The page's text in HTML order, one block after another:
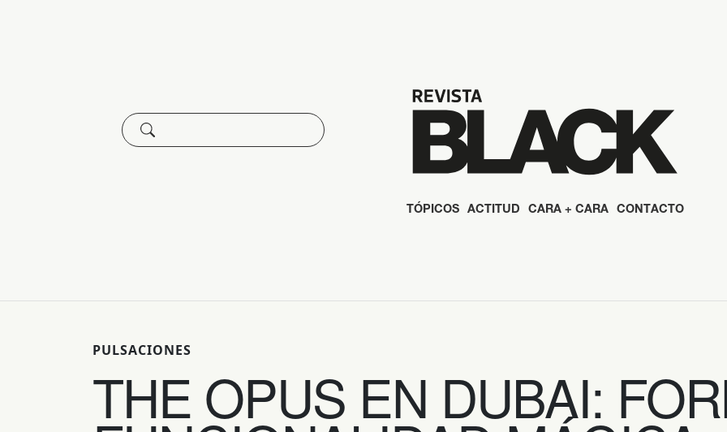
TÓPICOS ACTITUD CARA + CARA CONTACTO
PULSACIONES
THE OPUS EN DUBAI: